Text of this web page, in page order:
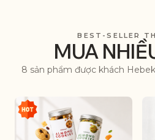
BEST-SELLER
MUA
8 sản phẩm được khách